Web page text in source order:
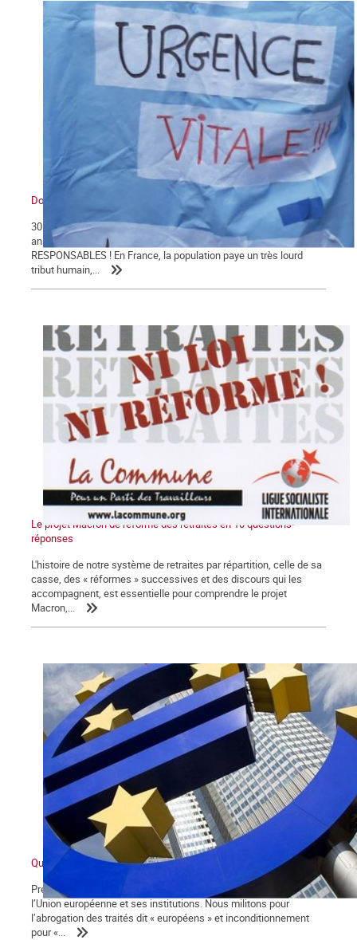
Dossier santé
30 004 morts : le bilan du COVID-19 en Franceest le résultat de 40
ans d'attaques de l'hôpital public !TOUS COUPABLES ET
RESPONSABLES ! En France, la population paye un très lourd
tribut humain,...
Le projet Macron de réforme des retraites en 10 questions-
réponses
L'histoire de notre système de retraites par répartition, celle de sa
casse, des « réformes » successives et des discours qui les
accompagnent, est essentielle pour comprendre le projet
Macron,...
Qu’est-ce que l’Union européenne ?
Première partie Nous sommes partisans de la rupture avec
l’Union européenne et ses institutions. Nous militons pour
l’abrogation des traités dit « européens » et inconditionnement
pour «...